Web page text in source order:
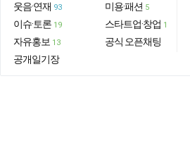
웃음·연재 93
이슈·토론 19
자유홍보 13
공개일기장
미용·패션 5
스타트업·창업 1
공식 오픈채팅